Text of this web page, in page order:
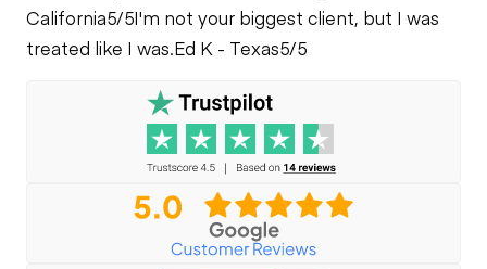
California5/5I'm not your biggest client, but I was
treated like I was.Ed K - Texas5/5